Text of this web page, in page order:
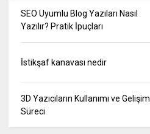
SEO Uyumlu Blog Yazıları Nasıl
Yazılır? Pratik İpuçları
İstikşaf kanavası nedir
3D Yazıcıların Kullanımı ve Gelişim
Süreci